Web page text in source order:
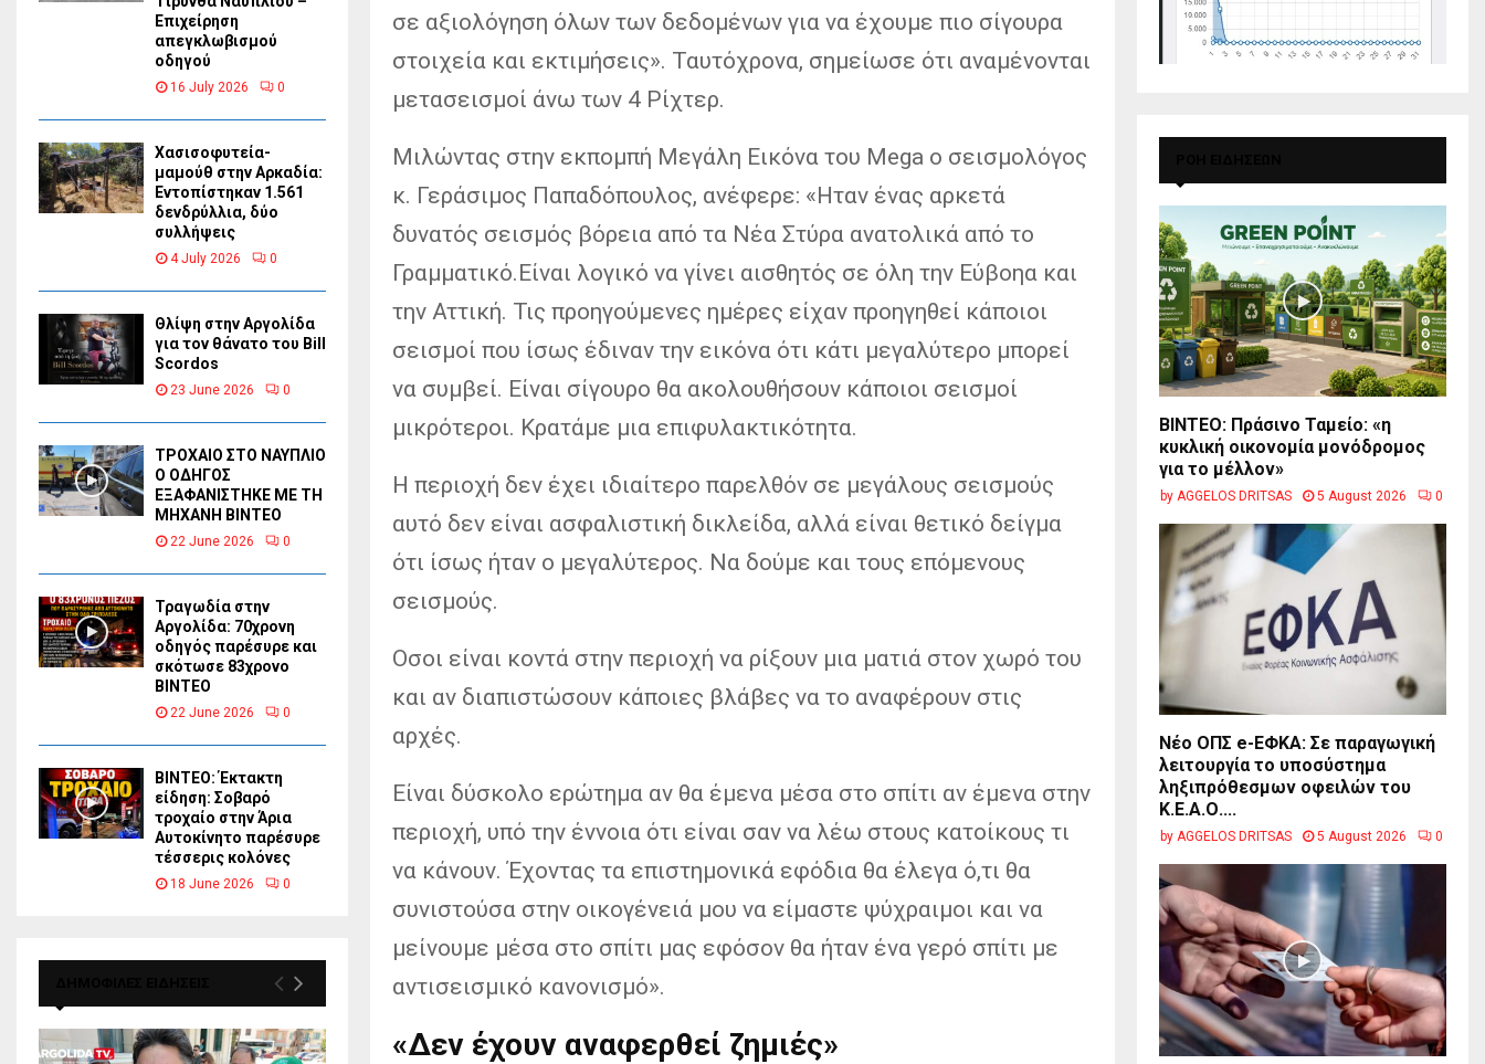
σε αξιολόγηση όλων των δεδομένων για να έχουμε πιο σίγουρα
στοιχεία και εκτιμήσεις». Ταυτόχρονα, σημείωσε ότι αναμένονται
μετασεισμοί άνω των 4 Ρίχτερ.
Μιλώντας στην εκπομπή Μεγάλη Εικόνα του Mega ο σεισμολόγος
κ. Γεράσιμος Παπαδόπουλος, ανέφερε: «Ηταν ένας αρκετά
δυνατός σεισμός βόρεια από τα Νέα Στύρα ανατολικά από το
Γραμματικό.Είναι λογικό να γίνει αισθητός σε όλη την Εύβοηα και
την Αττική. Τις προηγούμενες ημέρες είχαν προηγηθεί κάποιοι
σεισμοί που ίσως έδιναν την εικόνα ότι κάτι μεγαλύτερο μπορεί
να συμβεί. Είναι σίγουρο θα ακολουθήσουν κάποιοι σεισμοί
μικρότεροι. Κρατάμε μια επιφυλακτικότητα.
Η περιοχή δεν έχει ιδιαίτερο παρελθόν σε μεγάλους σεισμούς
αυτό δεν είναι ασφαλιστική δικλείδα, αλλά είναι θετικό δείγμα
ότι ίσως ήταν ο μεγαλύτερος. Να δούμε και τους επόμενους
σεισμούς.
Οσοι είναι κοντά στην περιοχή να ρίξουν μια ματιά στον χωρό του
και αν διαπιστώσουν κάποιες βλάβες να το αναφέρουν στις
αρχές.
Είναι δύσκολο ερώτημα αν θα έμενα μέσα στο σπίτι αν έμενα στην
περιοχή, υπό την έννοια ότι είναι σαν να λέω στους κατοίκους τι
να κάνουν. Έχοντας τα επιστημονικά εφόδια θα έλεγα ό,τι θα
συνιστούσα στην οικογένειά μου να είμαστε ψύχραιμοι και να
μείνουμε μέσα στο σπίτι μας εφόσον θα ήταν ένα γερό σπίτι με
αντισεισμικό κανονισμό».
«Δεν έχουν αναφερθεί ζημιές»
Επιχείρηση
απεγκλωβισμού
οδηγού
16 July 2026 0
Χασισοφυτεία-
μαμούθ στην Αρκαδία:
Εντοπίστηκαν 1.561
δενδρύλλια, δύο
συλλήψεις
4 July 2026 0
Θλίψη στην Αργολίδα
για τον θάνατο του Bill
Scordos
23 June 2026 0
ΤΡΟΧΑΙΟ ΣΤΟ ΝΑΥΠΛΙΟ
Ο ΟΔΗΓΟΣ
ΕΞΑΦΑΝΙΣΤΗΚΕ ΜΕ ΤΗ
ΜΗΧΑΝΗ ΒΙΝΤΕΟ
22 June 2026 0
Τραγωδία στην
Αργολίδα: 70χρονη
οδηγός παρέσυρε και
σκότωσε 83χρονο
ΒΙΝΤΕΟ
22 June 2026 0
ΒΙΝΤΕΟ: Έκτακτη
είδηση: Σοβαρό
τροχαίο στην Άρια
Αυτοκίνητο παρέσυρε
τέσσερις κολόνες
18 June 2026 0
BINTEO: Πράσινο Ταμείο: «η
κυκλική οικονομία μονόδρομος
για το μέλλον»
by AGGELOS DRITSAS 5 August 2026 0
Νέο ΟΠΣ e-ΕΦΚΑ: Σε παραγωγική
λειτουργία το υποσύστημα
ληξιπρόθεσμων οφειλών του
Κ.Ε.Α.Ο....
by AGGELOS DRITSAS 5 August 2026 0